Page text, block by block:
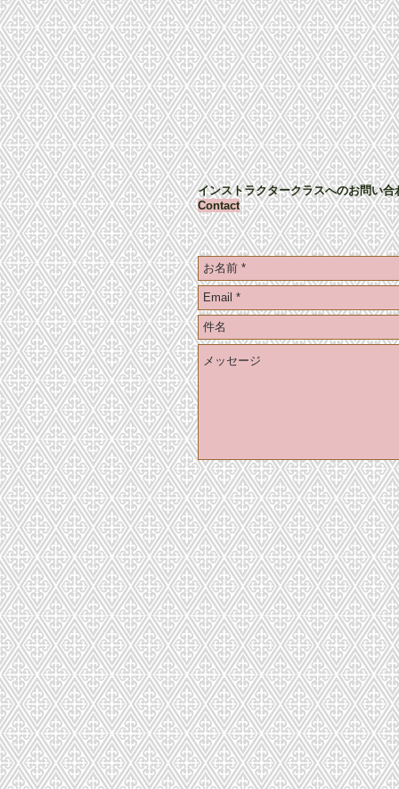
インストラクタークラスへのお問い
Contact